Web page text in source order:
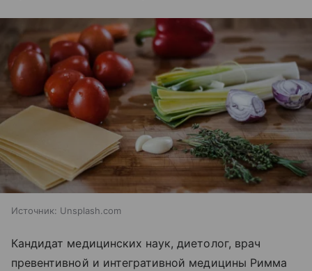
Источник: Unsplash.com
Кандидат медицинских наук, диетолог, врач
превентивной и интегративной медицины Римма